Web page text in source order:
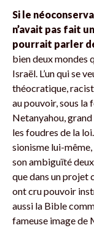
Si le
n’avait pas fait
pourrait parler
bien deux mondes
Israël. L’un qui se
théocratique,
au pouvoir, sous la
Netanyahou, grand
les foudres de la
sionisme lui-
son ambiguïté
que dans un projet
ont cru pouvoir
aussi la Bible
fameuse image de